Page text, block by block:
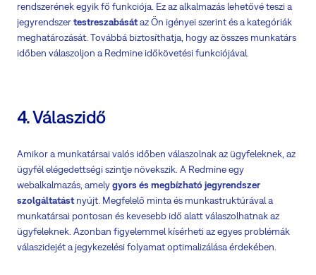
rendszerének egyik fő funkciója. Ez az alkalmazás lehetővé teszi a
jegyrendszertestreszabásátaz Ön igényei szerint és a kategóriák
meghatározását. Továbbá biztosíthatja, hogy az összes munkatárs
időben válaszoljon a Redmine időkövetési funkciójával.
4. Válaszidő
Amikor a munkatársai valós időben válaszolnak az ügyfeleknek, az
ügyfél elégedettségi szintje növekszik. A Redmine egy
webalkalmazás, amelygyors és megbízható jegyrendszer
szolgáltatástnyújt. Megfelelő minta és munkastruktúrával a
munkatársai pontosan és kevesebb idő alatt válaszolhatnak az
ügyfeleknek. Azonban figyelemmel kísérheti az egyes problémák
válaszidejét a jegykezelési folyamat optimalizálása érdekében.